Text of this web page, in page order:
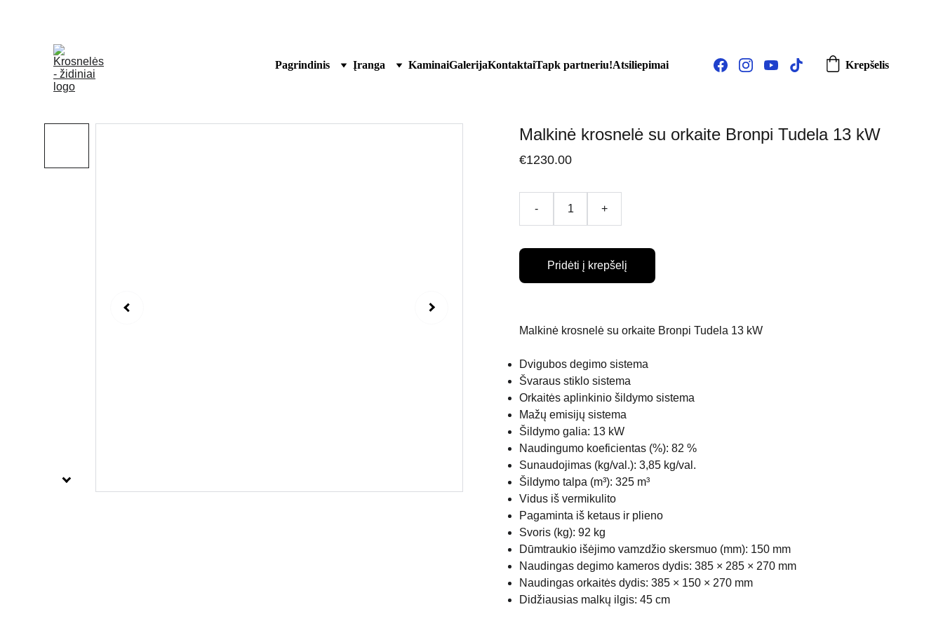
Pagrindinis Įranga KaminaiGalerijaKontaktaiTapk partneriu!Atsiliepimai Krepšelis
Malkinė krosnelė su orkaite Bronpi Tudela 13 kW
€1230.00
- +
Pridėti į krepšelį
Malkinė krosnelė su orkaite Bronpi Tudela 13 kW
Dvigubos degimo sistema
Švaraus stiklo sistema
Orkaitės aplinkinio šildymo sistema
Mažų emisijų sistema
Šildymo galia: 13 kW
Naudingumo koeficientas (%): 82 %
Sunaudojimas (kg/val.): 3,85 kg/val.
Šildymo talpa (m³): 325 m³
Vidus iš vermikulito
Pagaminta iš ketaus ir plieno
Svoris (kg): 92 kg
Dūmtraukio išėjimo vamzdžio skersmuo (mm): 150 mm
Naudingas degimo kameros dydis: 385 × 285 × 270 mm
Naudingas orkaitės dydis: 385 × 150 × 270 mm
Didžiausias malkų ilgis: 45 cm